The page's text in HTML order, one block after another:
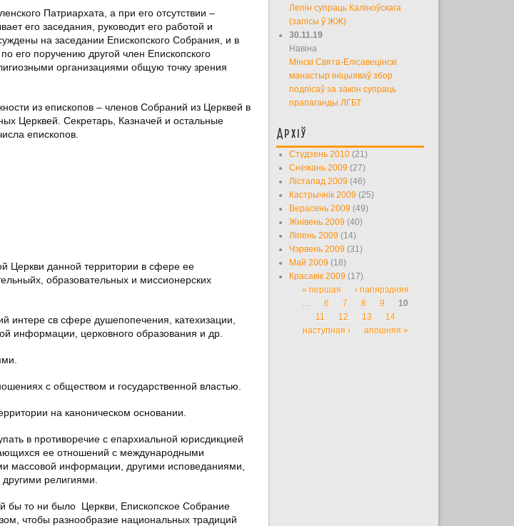
Патриархата, а при его отсутствии –
его заседания, руководит его работой и
на заседании Епископского Собрания, и в
его поручению другой член Епископского
организациями общую точку зрения
из епископов – членов Собраний из Церквей в
Церквей. Секретарь, Казначей и остальные
епископов.
Церкви данной территории в сфере ее
образовательных и миссионерских
св сфере душепопечения, катехизации,
информации, церковного образования и др.
с обществом и государственной властью.
на каноническом основании.
в противоречие с епархиальной юрисдикцией
ее отношений с международными
массовой информации, другими исповеданиями,
религиями.
бы то ни было Церкви, Епископское Собрание
чтобы разнообразие национальных традиций
Лепін супраць Каліноўскага
(запісы ў ЖЖ)
30.11.19
Навіна
Мінскі Свята-Елісавецінскі
манастыр ініцыяваў збор
подпісаў за закон супраць
прапаганды ЛГБТ
Архіў
Студзень 2010 (21)
Снежань 2009 (27)
Лістапад 2009 (46)
Кастрычнік 2009 (25)
Верасень 2009 (49)
Жнівень 2009 (40)
Ліпень 2009 (14)
Чэрвень 2009 (31)
Май 2009 (18)
Красавік 2009 (17)
Старонкі
« першая
‹ папярэдняя
…
6 7 8 9
10
11
12 13
14
наступная ›
апошняя »